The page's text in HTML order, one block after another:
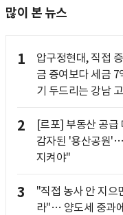
많이 본 뉴스
1
압구정현대, 직접
금 증여보다 세금
기 두드리는 강남
2
[르포] 부동산 공급
감자된 '용산공원
지켜야"
3
"직접 농사 안 지으
라"… 양도세 중과